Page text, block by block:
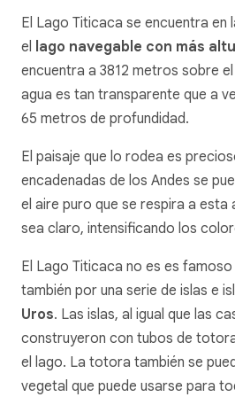
El Lago Titicaca se encuentra
el lago navegable con más
encuentra a 3812 metros sobre
agua es tan transparente que a
65 metros de profundidad.
El paisaje que lo rodea es
encadenadas de los Andes se
el aire puro que se respira a esta
sea claro, intensificando los
El Lago Titicaca no es es
también por una serie de islas e
Uros. Las islas, al igual que las
construyeron con tubos de
el lago. La totora también se
vegetal que puede usarse para